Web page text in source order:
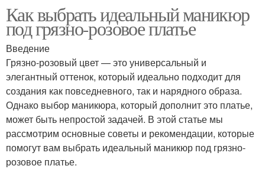
Как выбрать идеальный маникюр
под грязно-розовое платье
Введение
Грязно-розовый цвет — это универсальный и
элегантный оттенок, который идеально подходит для
создания как повседневного, так и нарядного образа.
Однако выбор маникюра, который дополнит это платье,
может быть непростой задачей. В этой статье мы
рассмотрим основные советы и рекомендации, которые
помогут вам выбрать идеальный маникюр под грязно-
розовое платье.